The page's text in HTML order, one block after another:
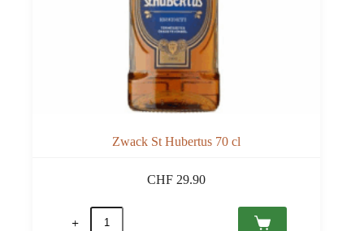
Zwack St Hubertus 70 cl
CHF 29.90
quantité